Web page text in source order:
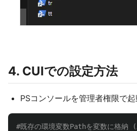
4. CUIでの設定方法
PSコンソールを管理者権限で起
#既存の環境変数Pathを変数に格納